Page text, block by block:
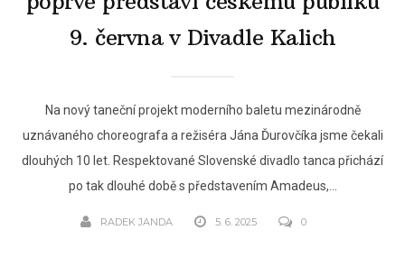
9. června v Divadle Kalich
Na nový taneční projekt moderního baletu mezinárodně
uznávaného choreografa a režiséra Jána Ďurovčíka jsme čekali
dlouhých 10 let. Respektované Slovenské divadlo tanca přichází
po tak dlouhé době s představením Amadeus,...
RADEK JANDA 5. 6. 2025 0